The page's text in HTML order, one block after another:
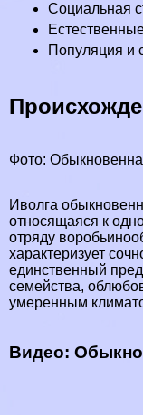
Социальная
Популяция и
Фото:
Иволга
относящаяся к
отряду
хаpaктеризует
единственный
семейства,
умеренным
Видео: